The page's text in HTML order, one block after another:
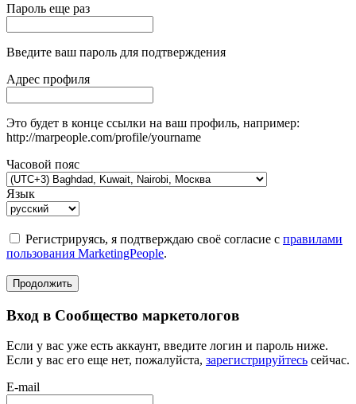
Пароль еще раз
Введите ваш пароль для подтверждения
Адрес профиля
Это будет в конце ссылки на ваш профиль, например:
http://marpeople.com/profile/yourname
Часовой пояс
Язык
Регистрируясь, я подтверждаю своё согласие с правилами
пользования MarketingPeople.
Продолжить
Вход в Сообщество маркетологов
Если у вас уже есть аккаунт, введите логин и пароль ниже.
Если у вас его еще нет, пожалуйста, зарегистрируйтесь сейчас.
E-mail